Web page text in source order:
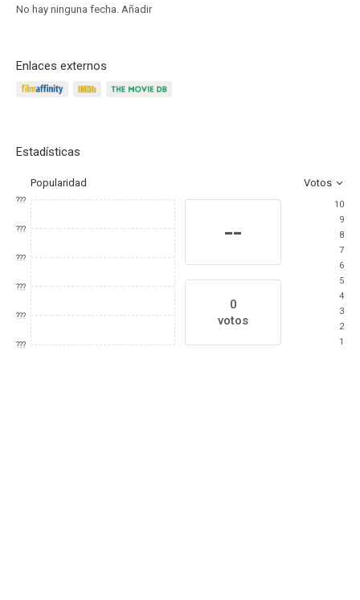
No hay ninguna fecha. Añadir
Enlaces externos
Estadísticas
Popularidad Votos
???
???
???
???
???
???
--
0
votos
10
9
8
7
6
5
4
3
2
1